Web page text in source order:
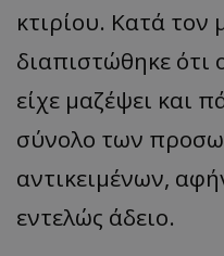
κτιρίου. Κατά τον
διαπιστώθηκε ότι
είχε μαζέψει και
σύνολο των
αντικειμένων,
εντελώς άδειο.